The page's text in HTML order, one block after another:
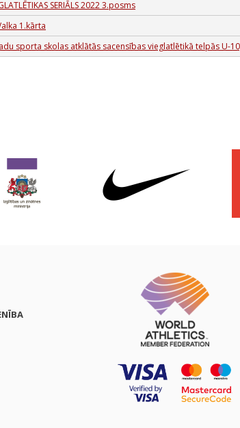
SERIĀLS 2022 3.posms
1.kārta
sporta skolas atklātās sacensības vieglatlētikā telpās U-